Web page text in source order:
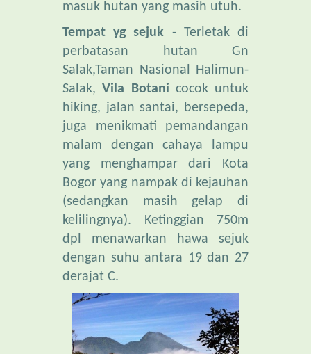
Salak,Taman Nasional Halimun-
Salak,Vila Botanicocok untuk
hiking, jalan santai, bersepeda,
juga menikmati pemandangan
malam dengan cahaya lampu
yang menghampar dari Kota
Bogor yang nampak di kejauhan
(sedangkan masih gelap di
kelilingnya). Ketinggian 750m
dpl menawarkan hawa sejuk
dengan suhu antara 19 dan 27
derajat C.